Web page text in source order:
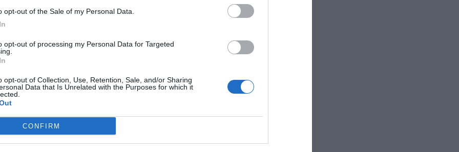
opt-out of the Sale of my Personal Data.
opt-out of processing my Personal Data for Targeted
opt-out of Collection, Use, Retention, Sale, and/or Sharing
Data that Is Unrelated with the Purposes for which it
CONFIRM